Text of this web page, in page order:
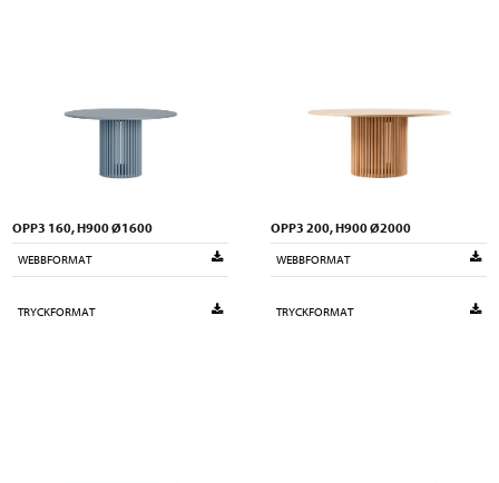
OPP3 160, H900 Ø1600
WEBBFORMAT
TRYCKFORMAT
OPP3 200, H900 Ø2000
WEBBFORMAT
TRYCKFORMAT